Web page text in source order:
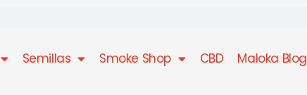
Semillas Smoke Shop CBD Maloka Blog